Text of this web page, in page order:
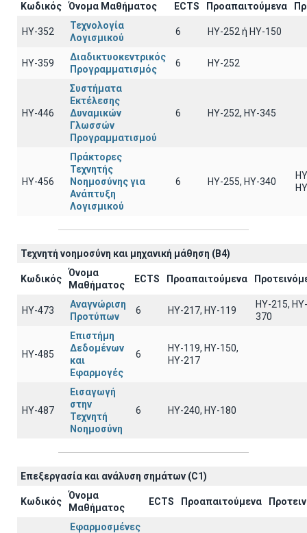
Κωδικός
Όνομα Μαθήματος ECTS Προαπαιτούμενα
ΗΥ-352
Τεχνολογία
Λογισμικού
6 HY-252 ή ΗΥ-150
ΗΥ-359
Διαδικτυοκεντρικός
Προγραμματισμός
6 HY-252
ΗΥ-446
Συστήματα
Εκτέλεσης
Δυναμικών
Γλωσσών
Προγραμματισμού
6 ΗΥ-252, ΗΥ-345
ΗΥ-456
Πράκτορες
Τεχνητής
Νοημοσύνης για
Ανάπτυξη
Λογισμικού
6 ΗΥ-255, ΗΥ-340
Τεχνητή νοημοσύνη και μηχανική μάθηση (B4)
Κωδικός
Όνομα
Μαθήματος
ECTS Προαπαιτούμενα
ΗΥ-473
Αναγνώριση
Προτύπων
6 HY-217, HY-119
HY-215, HY-
370
ΗΥ-485
Επιστήμη
Δεδομένων
και
Εφαρμογές
6
ΗΥ-119, ΗΥ-150,
ΗΥ-217
ΗΥ-487
Εισαγωγή
στην
Τεχνητή
Νοημοσύνη
6 HY-240, HY-180
Επεξεργασία και ανάλυση σημάτων (C1)
Κωδικός
Όνομα
Μαθήματος
ECTS Προαπαιτούμενα
Εφαρμοσμένες